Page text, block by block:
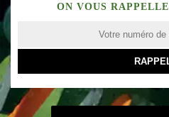
ON VOUS